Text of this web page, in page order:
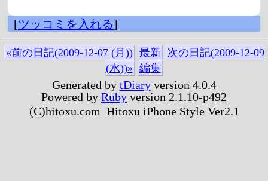
[ツッコミを入れる]
«前の日記(2009-12-07 (月)) 最新
次の日記(2009-12-09
(水))» 編集
Generated by tDiaryversion 4.0.4
Powered by Ruby version 2.1.10-p492